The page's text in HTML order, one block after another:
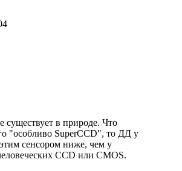
существует в природе. Что
"особливо SuperCCD", то ДД у
этим сенсором ниже, чем у
CCD или CMOS.